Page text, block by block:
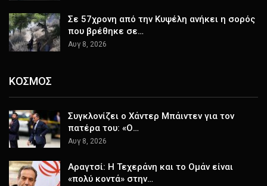
Σε 57χρονη από την Κυψέλη ανήκει η σορός
που βρέθηκε σε…
Αυγ 8, 2026
ΚΟΣΜΟΣ
Συγκλονίζει ο Χάντερ Μπάιντεν για τον
πατέρα του: «Ο…
Αυγ 8, 2026
Αραγτσί: Η Τεχεράνη και το Ομάν είναι
«πολύ κοντά» στην…